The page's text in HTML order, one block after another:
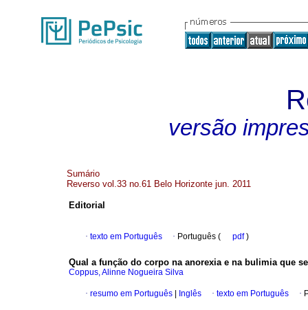
versão
Sumário
Reverso vol.33 no.61 Belo Horizonte jun. 2011
Editorial
· texto em Português · Português ( pdf)
Qual a função do corpo na anorexia e na bulimia que
Coppus, Alinne Nogueira Silva
· resumo em Português Inglês · texto em Português ·